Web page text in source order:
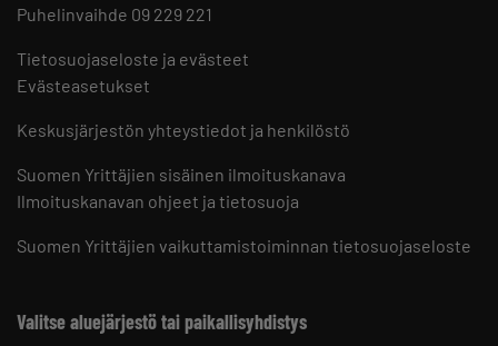
Puhelinvaihde 09 229 221
Tietosuojaseloste ja evästeet
Evästeasetukset
Keskusjärjestön yhteystiedot ja henkilöstö
Suomen Yrittäjien sisäinen ilmoituskanava
Ilmoituskanavan ohjeet ja tietosuoja
Suomen Yrittäjien vaikuttamistoiminnan tietosuojaseloste
Valitse aluejärjestö tai paikallisyhdistys